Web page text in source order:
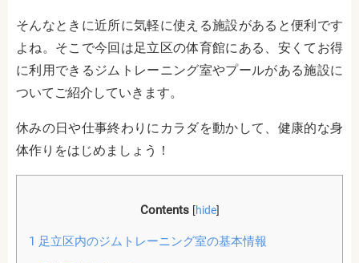
そんなときに近所に気軽に使える施設があると便利です
よね。そこで今回は足立区の体育館にある、安くてお得
に利用できるジムトレーニング室やプールがある施設に
ついてご紹介していきます。
休みの日や仕事終わりにカラダを動かして、健康的な身
体作りをはじめましょう！
Contents [hide]
1 足立区内のジムトレーニング室の基本情報